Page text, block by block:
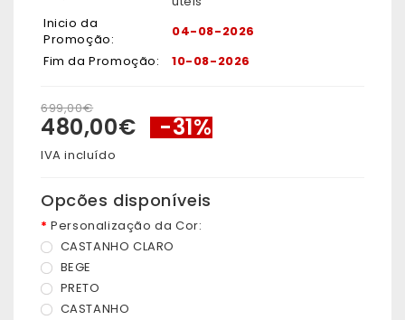
Inicio da
Promoção:
04-08-2026
Fim da Promoção:
10-08-2026
699,00€
480,00€ -31%
IVA incluído
Opcões disponíveis
Personalização da Cor:
CASTANHO CLARO
BEGE
PRETO
CASTANHO